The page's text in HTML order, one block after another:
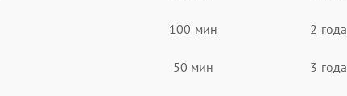
100 мин 2 года
50 мин 3 года